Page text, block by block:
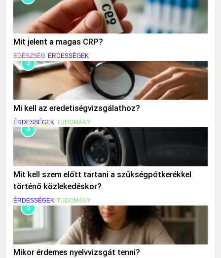
Mit jelent a magas CRP?
EGÉSZSÉG ÉRDESSÉGEK
3
Mi kell az eredetiségvizsgálathoz?
ÉRDESSÉGEK TUDOMÁNY
4
Mit kell szem előtt tartani a szükségpótkerékkel
történő közlekedéskor?
ÉRDESSÉGEK TUDOMÁNY
5
Mikor érdemes nyelvvizsgát tenni?